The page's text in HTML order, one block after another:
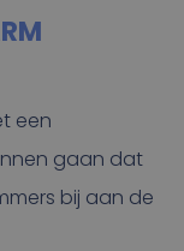
een
gaan dat
bij aan de